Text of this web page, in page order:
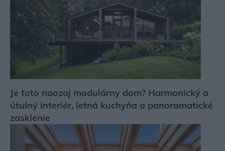
Je toto naozaj modulárny dom? Harmonický a
útulný interiér, letná kuchyňa a panoramatické
zasklenie